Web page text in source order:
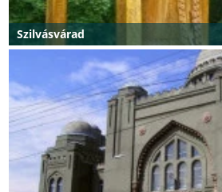
Szilvásvárad